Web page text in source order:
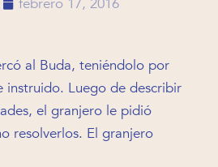
al Buda, teniéndolo por
instruido. Luego de describir
el granjero le pidió
resolverlos. El granjero